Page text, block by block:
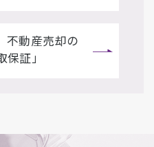
不動産売却の
証」